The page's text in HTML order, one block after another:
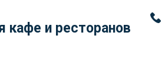
кафе и ресторанов